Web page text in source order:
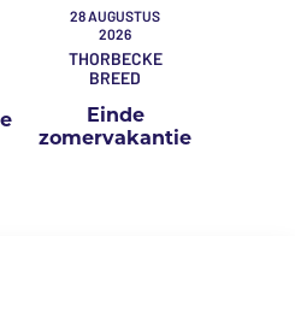
28 AUGUSTUS
2026
THORBECKE
BREED
Einde
zomervakantie